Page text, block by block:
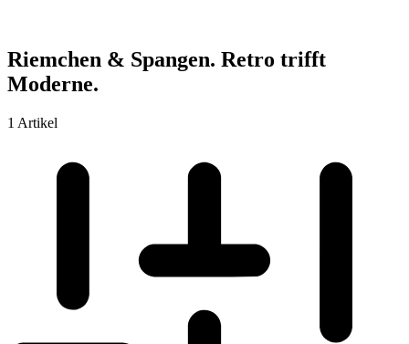
Riemchen & Spangen. Retro trifft
Moderne.
1 Artikel